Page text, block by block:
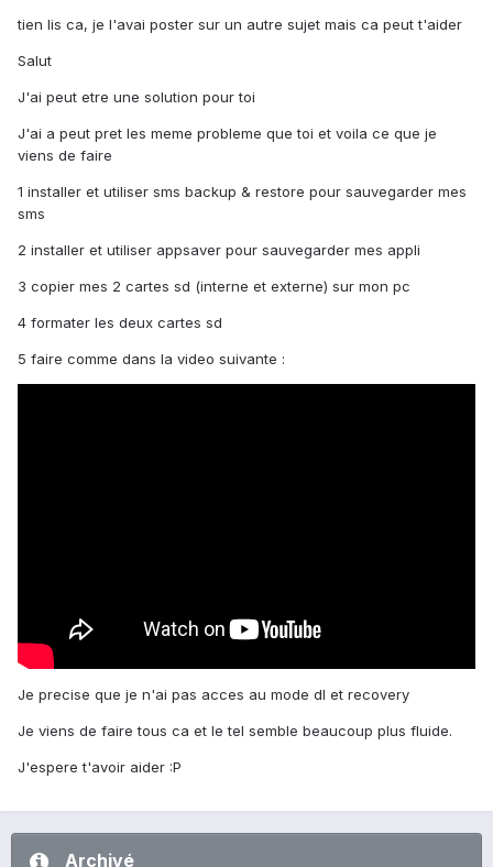
tien lis ca, je l'avai poster sur un autre sujet mais ca peut t'aider
Salut
J'ai peut etre une solution pour toi
J'ai a peut pret les meme probleme que toi et voila ce que je
viens de faire
1 installer et utiliser sms backup & restore pour sauvegarder mes
sms
2 installer et utiliser appsaver pour sauvegarder mes appli
3 copier mes 2 cartes sd (interne et externe) sur mon pc
4 formater les deux cartes sd
5 faire comme dans la video suivante :
Je precise que je n'ai pas acces au mode dl et recovery
Je viens de faire tous ca et le tel semble beaucoup plus fluide.
J'espere t'avoir aider :P
Archivé